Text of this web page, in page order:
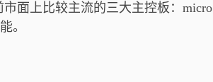
面上比较主流的三大主控板：micro
。